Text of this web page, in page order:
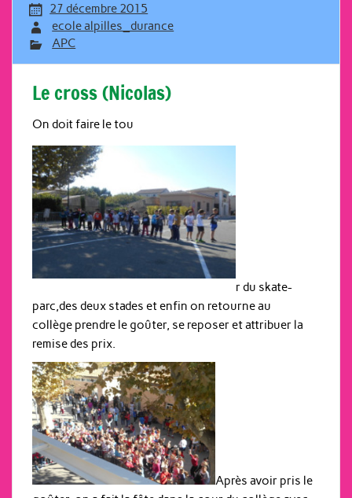
27 décembre 2015
ecole alpilles_durance
APC
Le cross (Nicolas)
On doit faire le tou
r du skate-
parc,des deux stades et enfin on retourne au
collège prendre le goûter, se reposer et attribuer la
remise des prix.
Après avoir pris le